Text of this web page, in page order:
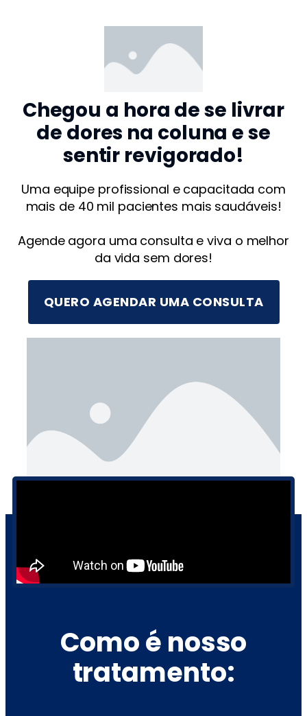
Chegou a hora de se livrar
de dores na coluna e se
sentir revigorado!
Uma equipe profissional e capacitada com
mais de 40 mil pacientes mais saudáveis!
Agende agora uma consulta e viva o melhor
da vida sem dores!
QUERO AGENDAR UMA CONSULTA
Como é nosso
tratamento: